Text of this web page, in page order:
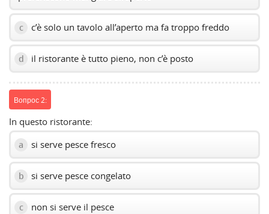
c c’è solo un tavolo all’aperto ma fa troppo freddo
d il ristorante è tutto pieno, non c’è posto
Вопрос 2:
In questo ristorante:
a si serve pesce fresco
b si serve pesce congelato
c non si serve il pesce